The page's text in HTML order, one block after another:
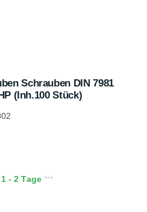
Schrauben DIN 7981
(Inh.100 Stück)
- 2 Tage